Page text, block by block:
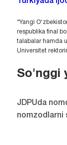
“Yangi
respublika final
talabalar hamda
Universitet
So'nggi
JDPUda
nomzodlarni